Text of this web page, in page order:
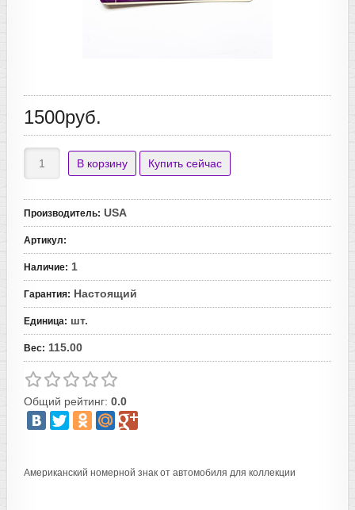
1500руб.
Производитель: USA
Артикул:
Наличие: 1
Гарантия: Настоящий
Единица: шт.
Вес: 115.00
Общий рейтинг: 0.0
Американский номерной знак от автомобиля для коллекции